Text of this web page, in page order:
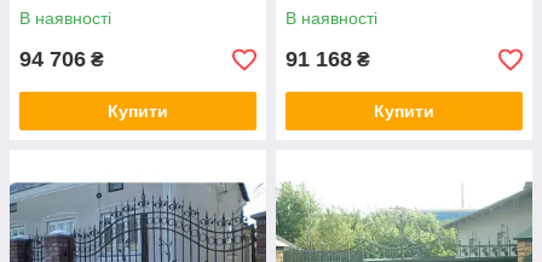
В наявності
94 706 ₴
Купити
В наявності
91 168 ₴
Купити